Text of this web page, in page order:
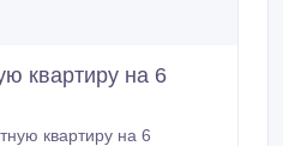
квартиру на 6
квартиру на 6